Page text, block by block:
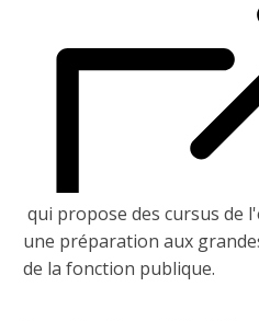
qui propose des cursus de
une préparation aux
de la fonction publique.